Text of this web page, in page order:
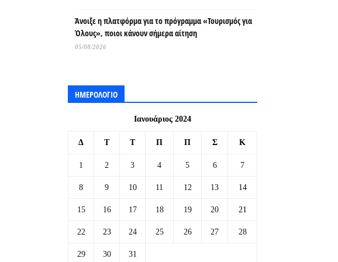
Άνοιξε η πλατφόρμα για το πρόγραμμα «Τουρισμός για
Όλους», ποιοι κάνουν σήμερα αίτηση
05/08/2026
ΗΜΕΡΟΛΟΓΙΟ
Ιανουάριος 2024
Δ Τ Τ Π Π Σ Κ
1 2 3 4 5 6 7
8 9 10 11 12 13 14
15 16 17 18 19 20 21
22 23 24 25 26 27 28
29 30 31